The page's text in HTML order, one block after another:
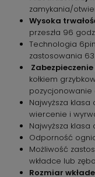
zamykania/
Wysoka
przeszła 96
Technologia
zastosowania
kołkiem
pozycjonowanie
Najwyższa
wiercenie i
Najwyższa
Odporność
Możliwość
wkładce lub
Rozmiar